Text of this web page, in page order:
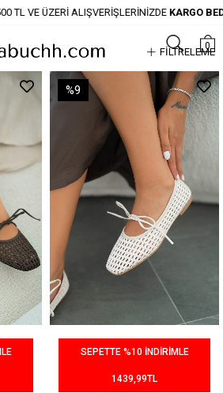
0
FILTRELEME
SEPETTE %10 İNDİRİMLE
1439,99TL
%9
BEDAVA! SEPETTE